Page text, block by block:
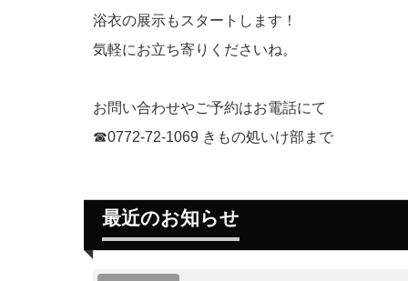
浴衣の展示もスタートします！
気軽にお立ち寄りくださいね。
お問い合わせやご予約はお電話にて
☎︎0772-72-1069 きもの処いけ部まで
最近のお知らせ